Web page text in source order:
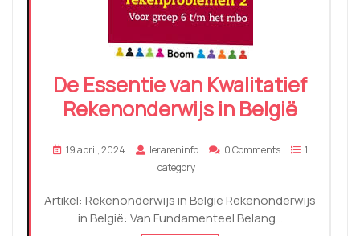
De Essentie van Kwalitatief
Rekenonderwijs in België
19 april, 2024 lerareninfo 0 Comments
1
category
Artikel: Rekenonderwijs in België Rekenonderwijs
in België: Van Fundamenteel Belang…